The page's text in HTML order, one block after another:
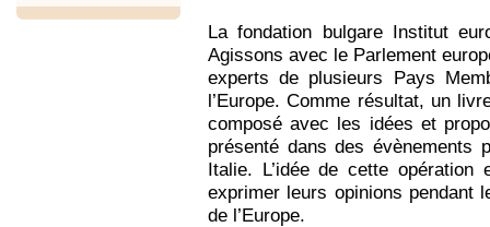
La fondation bulgare Institut
Agissons avec le Parlement
experts de plusieurs Pays
l’Europe. Comme résultat, un
composé avec les idées et
présenté dans des évènements
Italie. L’idée de cette
exprimer leurs opinions pendant
de l’Europe.